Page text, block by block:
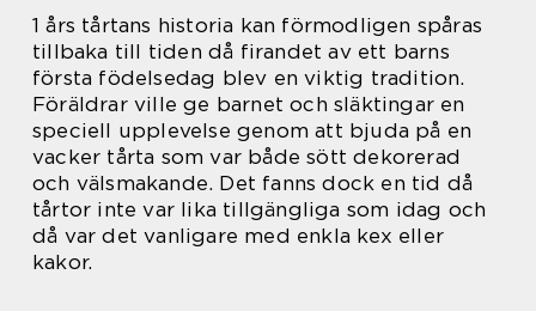
1 års tårtans historia kan förmodligen spåras
tillbaka till tiden då firandet av ett barns
första födelsedag blev en viktig tradition.
Föräldrar ville ge barnet och släktingar en
speciell upplevelse genom att bjuda på en
vacker tårta som var både sött dekorerad
och välsmakande. Det fanns dock en tid då
tårtor inte var lika tillgängliga som idag och
då var det vanligare med enkla kex eller
kakor.